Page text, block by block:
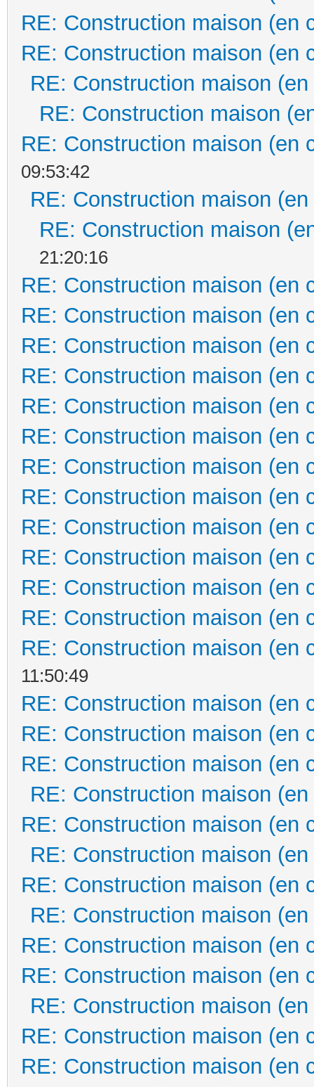
RE: Construction maison (en
RE: Construction maison (en
RE: Construction maison
RE: Construction maison
RE: Construction maison (en
09:53:42
RE: Construction maison
RE: Construction maison
21:20:16
RE: Construction maison (en
RE: Construction maison (en
RE: Construction maison (en
RE: Construction maison (en
RE: Construction maison (en
RE: Construction maison (en
RE: Construction maison (en
RE: Construction maison (en
RE: Construction maison (en
RE: Construction maison (en
RE: Construction maison (en
RE: Construction maison (en
RE: Construction maison (en
11:50:49
RE: Construction maison (en
RE: Construction maison (en
RE: Construction maison (en
RE: Construction maison
RE: Construction maison (en
RE: Construction maison
RE: Construction maison (en
RE: Construction maison
RE: Construction maison (en
RE: Construction maison (en
RE: Construction maison
RE: Construction maison (en
RE: Construction maison (en